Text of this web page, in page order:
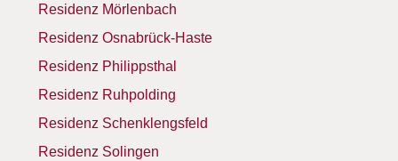
Residenz Mörlenbach
Residenz Osnabrück-Haste
Residenz Philippsthal
Residenz Ruhpolding
Residenz Schenklengsfeld
Residenz Solingen